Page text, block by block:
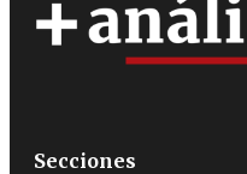
Secciones